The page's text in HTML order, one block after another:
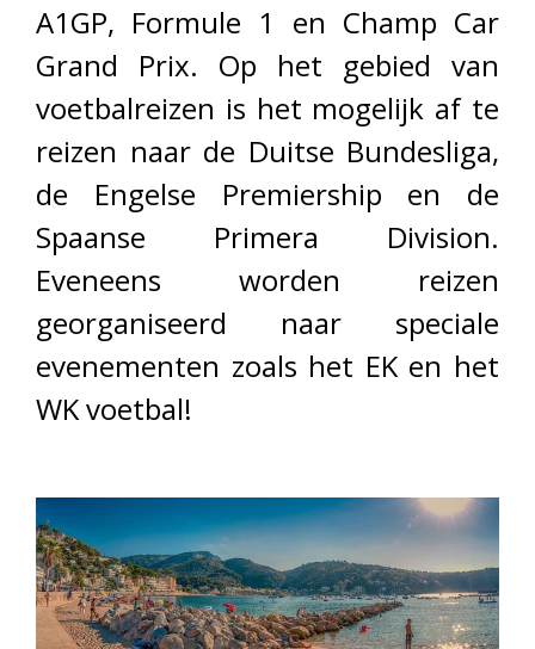
A1GP, Formule 1 en Champ Car
Grand Prix. Op het gebied van
voetbalreizen is het mogelijk af te
reizen naar de Duitse Bundesliga,
de Engelse Premiership en de
Spaanse Primera Division.
Eveneens worden reizen
georganiseerd naar speciale
evenementen zoals het EK en het
WK voetbal!